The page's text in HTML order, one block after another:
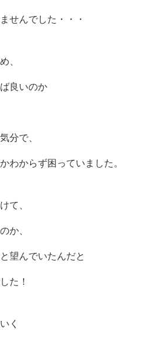
せんでした・・・
、
良いのか
分で、
わからず困っていました。
て、
か、
望んでいたんだと
た！
く